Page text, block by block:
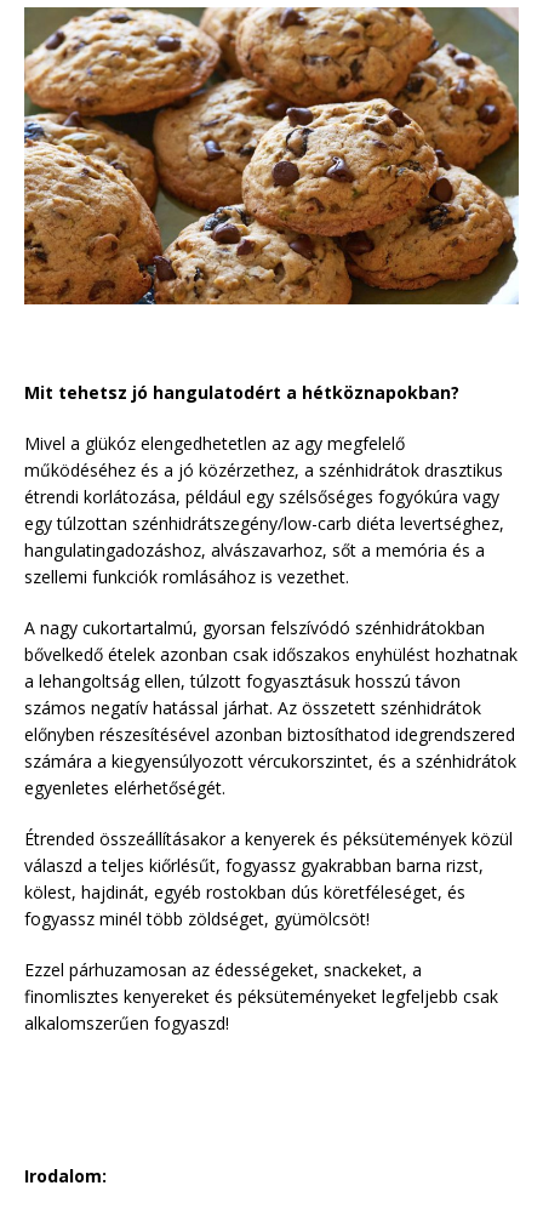
Mit tehetsz jó hangulatodért a hétköznapokban?
Mivel a glükóz elengedhetetlen az agy megfelelő
működéséhez és a jó közérzethez, a szénhidrátok drasztikus
étrendi korlátozása, például egy szélsőséges fogyókúra vagy
egy túlzottan szénhidrátszegény/low-carb diéta levertséghez,
hangulatingadozáshoz, alvászavarhoz, sőt a memória és a
szellemi funkciók romlásához is vezethet.
A nagy cukortartalmú, gyorsan felszívódó szénhidrátokban
bővelkedő ételek azonban csak időszakos enyhülést hozhatnak
a lehangoltság ellen, túlzott fogyasztásuk hosszú távon
számos negatív hatással járhat. Az összetett szénhidrátok
előnyben részesítésével azonban biztosíthatod idegrendszered
számára a kiegyensúlyozott vércukorszintet, és a szénhidrátok
egyenletes elérhetőségét.
Étrended összeállításakor a kenyerek és péksütemények közül
válaszd a teljes kiőrlésűt, fogyassz gyakrabban barna rizst,
kölest, hajdinát, egyéb rostokban dús köretféleséget, és
fogyassz minél több zöldséget, gyümölcsöt!
Ezzel párhuzamosan az édességeket, snackeket, a
finomlisztes kenyereket és péksüteményeket legfeljebb csak
alkalomszerűen fogyaszd!
Irodalom: